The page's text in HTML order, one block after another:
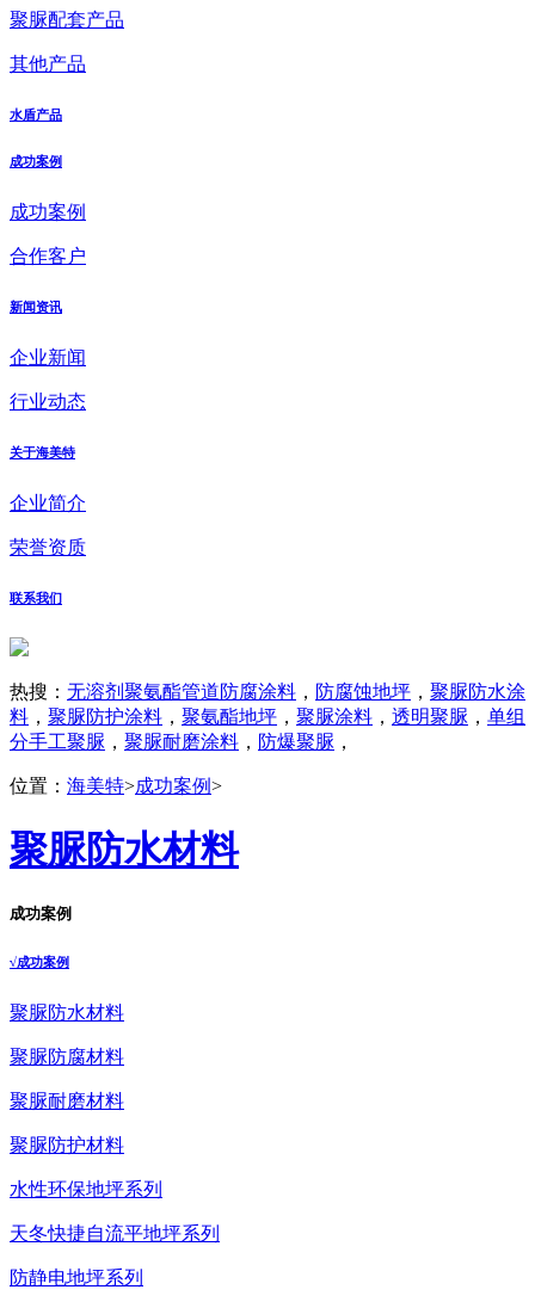
聚脲配套产品
其他产品
水盾产品
成功案例
成功案例
合作客户
新闻资讯
企业新闻
行业动态
关于海美特
企业简介
荣誉资质
联系我们
热搜： 无溶剂聚氨酯管道防腐涂料 ， 防腐蚀地坪 ， 聚脲防水涂
料 ， 聚脲防护涂料 ， 聚氨酯地坪 ， 聚脲涂料 ， 透明聚脲 ， 单组
分手工聚脲 ， 聚脲耐磨涂料 ， 防爆聚脲 ，
位置： 海美特>成功案例>
聚脲防水材料
成功案例
√成功案例
聚脲防水材料
聚脲防腐材料
聚脲耐磨材料
聚脲防护材料
水性环保地坪系列
天冬快捷自流平地坪系列
防静电地坪系列